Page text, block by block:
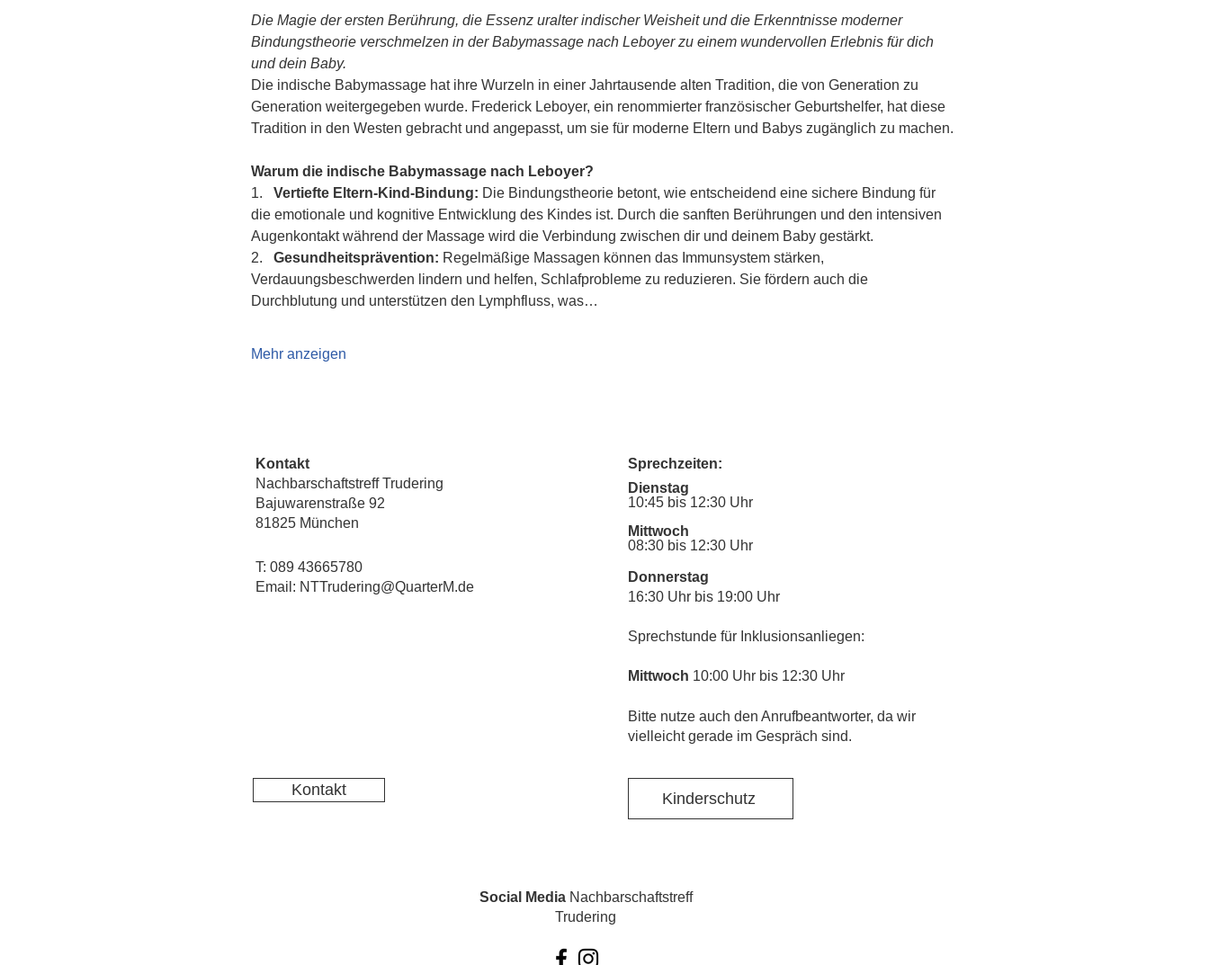
Die Magie der ersten Berührung, die Essenz uralter indischer Weisheit und die Erkenntnisse moderner
Bindungstheorie verschmelzen in der Babymassage nach Leboyer zu einem wundervollen Erlebnis für dich
und dein Baby.
Die indische Babymassage hat ihre Wurzeln in einer Jahrtausende alten Tradition, die von Generation zu
Generation weitergegeben wurde. Frederick Leboyer, ein renommierter französischer Geburtshelfer, hat diese
Tradition in den Westen gebracht und angepasst, um sie für moderne Eltern und Babys zugänglich zu machen.
Warum die indische Babymassage nach Leboyer?
1. Vertiefte Eltern-Kind-Bindung: Die Bindungstheorie betont, wie entscheidend eine sichere Bindung für
die emotionale und kognitive Entwicklung des Kindes ist. Durch die sanften Berührungen und den intensiven
Augenkontakt während der Massage wird die Verbindung zwischen dir und deinem Baby gestärkt.
2. Gesundheitsprävention: Regelmäßige Massagen können das Immunsystem stärken,
Verdauungsbeschwerden lindern und helfen, Schlafprobleme zu reduzieren. Sie fördern auch die
Durchblutung und unterstützen den Lymphfluss, was…
Mehr anzeigen
Kontakt
Nachbarschaftstreff Trudering
Bajuwarenstraße 92
81825 München
T: 089 43665780
Email: NTTrudering@QuarterM.de
Kontakt
Sprechzeiten:
Dienstag
10:45 bis 12:30 Uhr
Mittwoch
08:30 bis 12:30 Uhr
Donnerstag
16:30 Uhr bis 19:00 Uhr
Sprechstunde für Inklusionsanliegen:
Mittwoch 10:00 Uhr bis 12:30 Uhr
​Bitte nutze auch den Anrufbeantworter, da wir
vielleicht gerade im Gespräch sind.
Kinderschutz
Social MediaNachbarschaftstreff
Trudering